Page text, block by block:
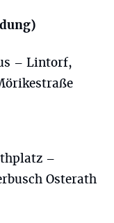
– Lintorf,
–
Osterath